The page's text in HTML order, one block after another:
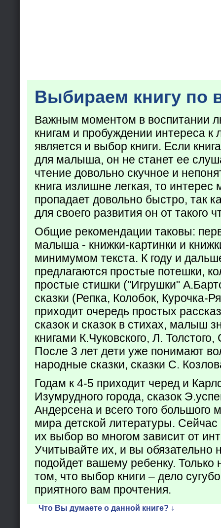
Выбираем книгу по
Важным моментом в воспитании
книгам и пробуждении интереса к
является и выбор книги. Если
для малыша, он не станет ее
чтение довольно скучное и
книга излишне легкая, то
пропадает довольно быстро, так
для своего развития он от такого
Общие рекомендации таковы:
малыша - книжки-картинки и
минимумом текста. К году и
предлагаются простые потешки,
простые стишки ("Игрушки"
сказки (Репка, Колобок, Курочка-
приходит очередь простых
сказок и сказок в стихах, малыш
книгами К.Чуковского, Л.
После 3 лет дети уже понимают
народные сказки, сказки С.
Годам к 4-5 приходит черед и
Изумрудного города, сказок
Андерсена и всего того большого
мира детской литературы. Сейчас
их выбор во многом зависит от
Учитывайте их, и вы обязательно
подойдет вашему ребенку. Только
том, что выбор книги – дело
приятного вам прочтения.
Что Вы думаете о данной книге? ↓